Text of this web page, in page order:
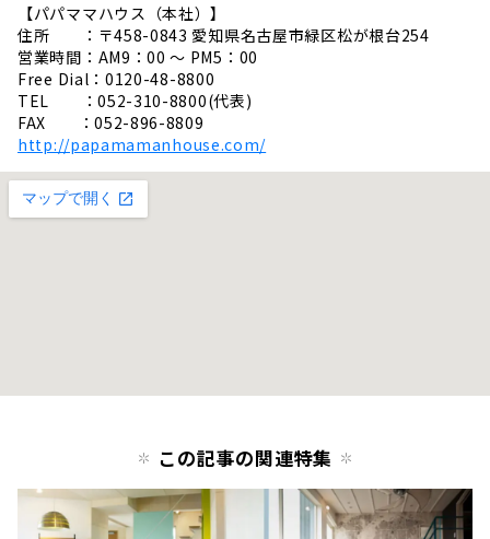
【パパママハウス（本社）】
住所 ：〒458-0843 愛知県名古屋市緑区松が根台254
営業時間：AM9：00 ～ PM5：00
Free Dial：0120-48-8800
TEL ：052-310-8800(代表)
FAX ：052-896-8809
http://papamamanhouse.com/
この記事の関連特集